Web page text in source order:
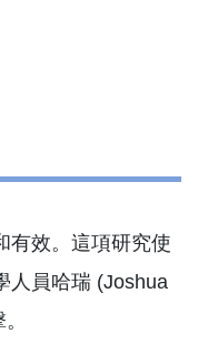
有效。這項研究使
人員哈瑞 (Joshua